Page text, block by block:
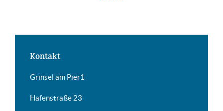
Kontakt
Grinsel am Pier1
Hafenstraße 23